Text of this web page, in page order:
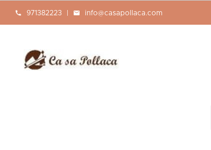
call 971382223 mail info@casapollaca.com